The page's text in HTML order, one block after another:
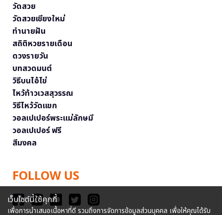
วัดสวย
วัดสวยเชียงใหม่
ทำนายฝัน
สถิติหวยรายเดือน
ดวงรายวัน
บทสวดมนต์
วิธีบนไอ้ไข่
ไหว้ท้าวเวสสุวรรณ
วิธีไหว้วัดแขก
วอลเปเปอร์พระแม่ลักษมี
วอลเปเปอร์ ฟรี
สีมงคล
FOLLOW US
เว็บไซต์นี้ใช้คุกกี้
เพื่อการนำเสนอเนื้อหาที่ดี รวมถึงการจัดการข้อมูลส่วนบุคคล เพื่อให้คุณได้รับ